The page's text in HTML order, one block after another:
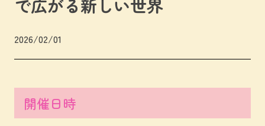
で広がる新しい世界
2026/02/01
開催日時